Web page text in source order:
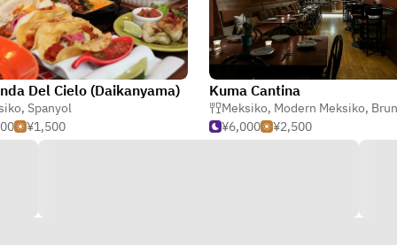
Del Cielo (Daikanyama)
, Spanyol
¥1,500
Kuma Cantina
Meksiko, Modern Meksiko,
¥6,000
¥2,500